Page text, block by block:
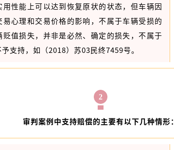
用性能上可以达到恢复原状的状态，但车辆因
易心理和交易价格的影响，不属于车辆受损的
贬值损失，并非是必然、确定的损失，不属于
支持，如（2018）苏03民终7459号。
2
审判案例中支持赔偿的主要有以下几种情形：